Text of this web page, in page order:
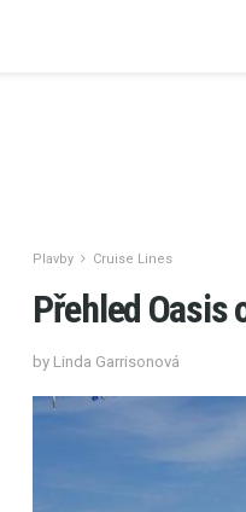
Plavby Cruise Lines
Přehled Oasis
by Linda Garrisonová